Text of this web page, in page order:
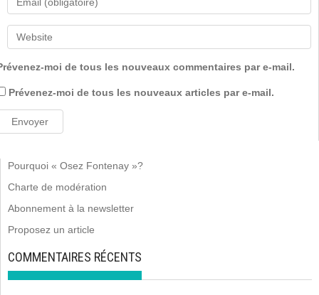
moi de tous les nouveaux commentaires par e-mail.
Prévenez-moi de tous les nouveaux articles par e-mail.
Pourquoi « Osez Fontenay »?
Charte de modération
Abonnement à la newsletter
Proposez un article
COMMENTAIRES RÉCENTS